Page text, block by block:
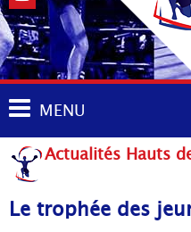
MENU
Actualités Hauts
Le trophée des